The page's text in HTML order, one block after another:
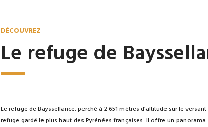
DÉCOUVREZ
Le refuge de
Le refuge de Bayssellance, perché à 2 651 mètres d’altitude sur le
refuge gardé le plus haut des Pyrénées françaises. Il offre un panorama